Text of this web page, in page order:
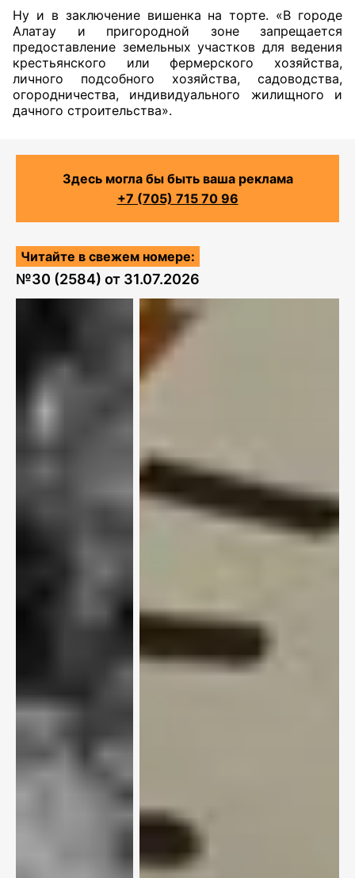
Ну и в заключение вишенка на торте. «В городе
Алатау и пригородной зоне запрещается
предоставление земельных участков для ведения
крестьянского или фермерского хозяйства,
личного подсобного хозяйства, садоводства,
огородничества, индивидуального жилищного и
дачного строительства».
Здесь могла бы быть ваша реклама
+7 (705) 715 70 96
Читайте в свежем номере:
№30 (2584) от 31.07.2026